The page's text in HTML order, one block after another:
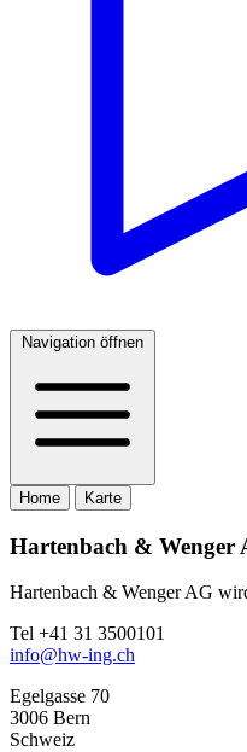
Navigation öffnen
Home Karte
Hartenbach & Wenger
Hartenbach & Wenger AG
Tel +41 31 3500101
info@hw-ing.ch
Egelgasse 70
3006 Bern
Schweiz